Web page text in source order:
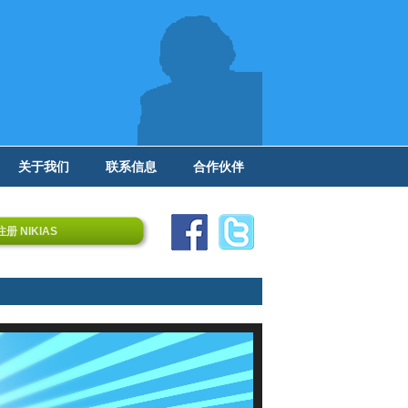
合作伙伴
联系信息
关于我们
册 NIKIAS